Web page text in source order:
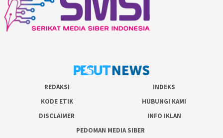
REDAKSI
INDEKS
KODE ETIK
HUBUNGI KAMI
DISCLAIMER
INFO IKLAN
PEDOMAN MEDIA SIBER